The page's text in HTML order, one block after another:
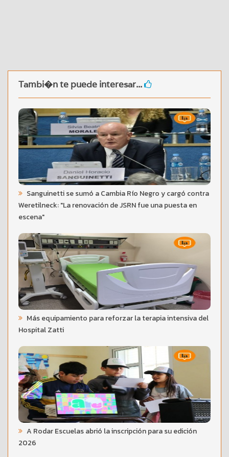
Tambi�n te puede interesar...
Sanguinetti se sumó a Cambia Río Negro y cargó contra
Weretilneck: "La renovación de JSRN fue una puesta en
escena"
Más equipamiento para reforzar la terapia intensiva del
Hospital Zatti
A Rodar Escuelas abrió la inscripción para su edición
2026